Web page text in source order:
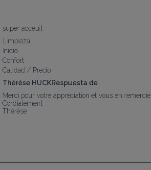
super acceuil
Limpieza
Inicio
Confort
Calidad / Precio
Thérèse HUCKRespuesta de
Merci pour votre appréciation et vous en remercie
Cordialement
Thérèse